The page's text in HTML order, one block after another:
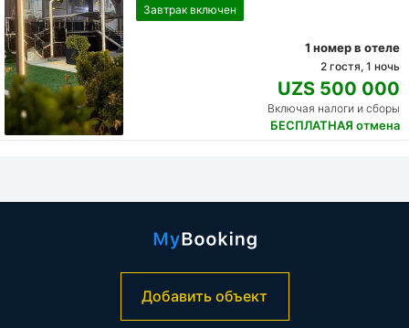
Завтрак включен
1 номер в отеле
2 гостя, 1 ночь
UZS 500 000
Включая налоги и сборы
БЕСПЛАТНАЯ отмена
Добавить объект